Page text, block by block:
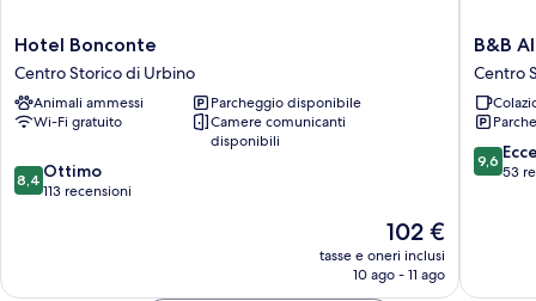
Hotel
Bonconte
Centro
Storico
di
Hotel Bonconte
Centro Storico di Urbino
Animali ammessi
Parcheggio disponibile
Wi-Fi gratuito
Camere comunicanti
disponibili
8.4
su
8,4 Ottimo
113 recensioni
Il
prezzo
attuale
102 €
tasse e oneri inclusi
10 ago - 11 ago
B&B
Centro
Storico
di
Urbino
B&B
Centro
9.6
su
9,6
53